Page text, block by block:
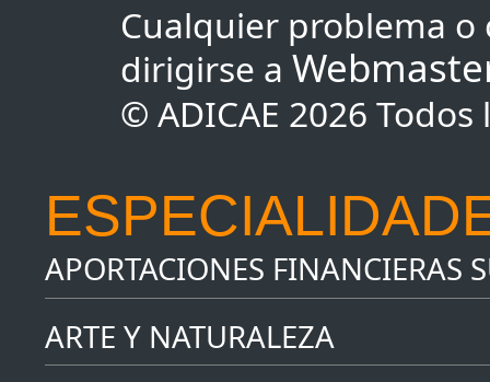
Cualquier problema
dirigirse a
© ADICAE 2026
APORTACIONES FINANCIERAS
ARTE Y NATURALEZA